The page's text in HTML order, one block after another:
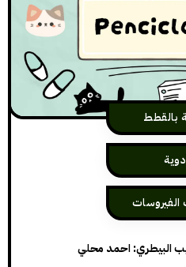
بالقطط
البيطري: احمد محلي